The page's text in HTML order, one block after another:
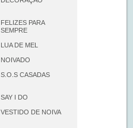
FELIZES PARA
SEMPRE
LUA DE MEL
NOIVADO
S.O.S CASADAS
SAY I DO
VESTIDO DE NOIVA